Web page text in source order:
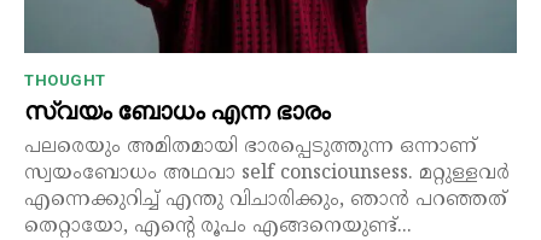
THOUGHT
സ്വയം ബോധം എന്ന ഭാരം
പലരെയും അമിതമായി ഭാരപ്പെടുത്തുന്ന ഒന്നാണ്
സ്വയംബോധം അഥവാ self consciounsess. മറ്റുള്ളവർ
എന്നെക്കുറിച്ച് എന്തു വിചാരിക്കും, ഞാൻ പറഞ്ഞത്
തെറ്റായോ, എന്റെ രൂപം എങ്ങനെയുണ്ട്...